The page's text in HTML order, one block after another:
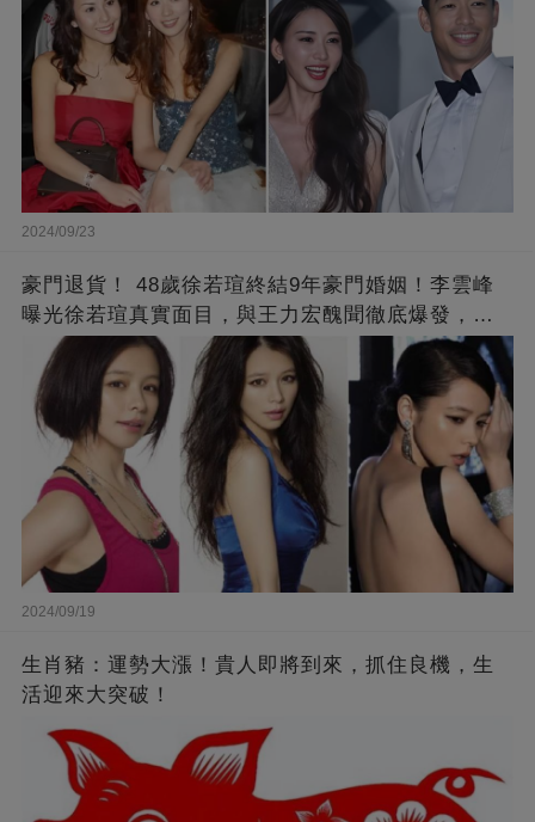
2024/09/23
豪門退貨！ 48歲徐若瑄終結9年豪門婚姻！李雲峰
曝光徐若瑄真實面目，與王力宏醜聞徹底爆發，原
來李靚蕾說的都是真的 ！
2024/09/19
生肖豬：運勢大漲！貴人即將到來，抓住良機，生
活迎來大突破！